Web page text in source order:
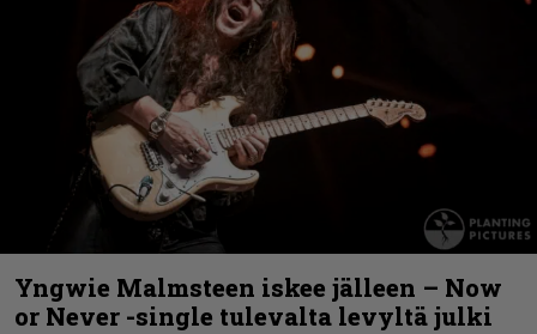
Yngwie Malmsteen iskee jälleen – Now
or Never -single tulevalta levyltä julki